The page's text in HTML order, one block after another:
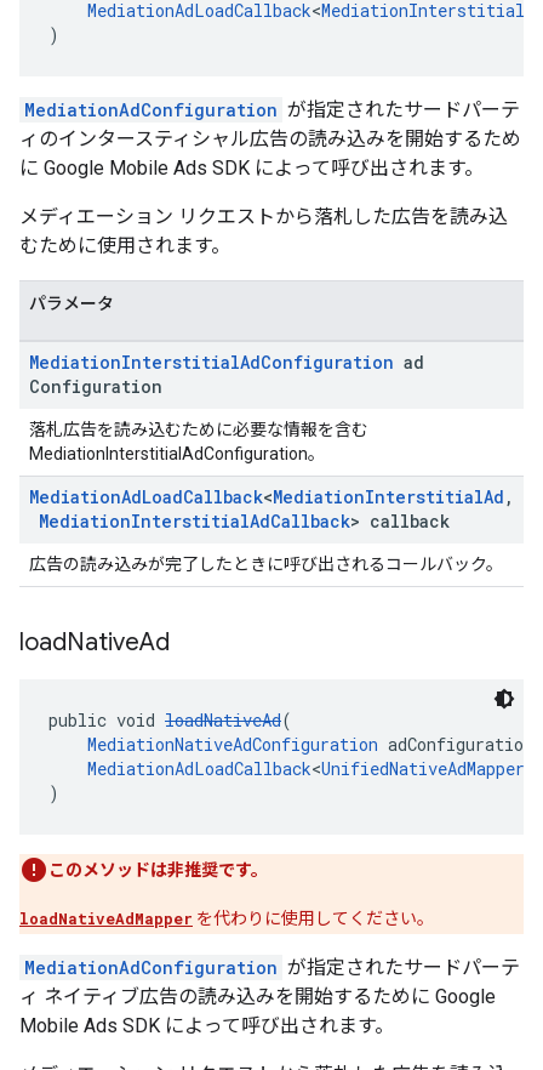
MediationAdLoadCallback<MediationInterstitialAd
)
MediationAdConfiguration が指定されたサードパーテ
ィのインタースティシャル広告の読み込みを開始するため
に Google Mobile Ads SDK によって呼び出されます。
メディエーション リクエストから落札した広告を読み込
むために使用されます。
パラメータ
MediationInterstitialAdConfiguration ad
Configuration
落札広告を読み込むために必要な情報を含む
MediationInterstitialAdConfiguration。
MediationAdLoadCallback<MediationInterstitialAd ,
MediationInterstitialAdCallback> callback
広告の読み込みが完了したときに呼び出されるコールバック。
loadNativeAd
public void loadNativeAd(
MediationNativeAdConfiguration adConfiguration,
MediationAdLoadCallback<UnifiedNativeAdMapper
)
このメソッドは非推奨です。
loadNativeAdMapper を代わりに使用してください。
MediationAdConfiguration が指定されたサードパーテ
ィ ネイティブ広告の読み込みを開始するために Google
Mobile Ads SDK によって呼び出されます。